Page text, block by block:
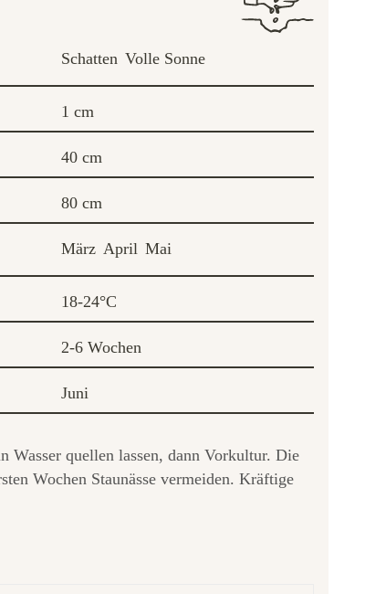
Schatten Volle Sonne
1 cm
40 cm
80 cm
März April Mai
18-24°C
2-6 Wochen
Juni
Wasser quellen lassen, dann Vorkultur. Die
Wochen Staunässe vermeiden. Kräftige